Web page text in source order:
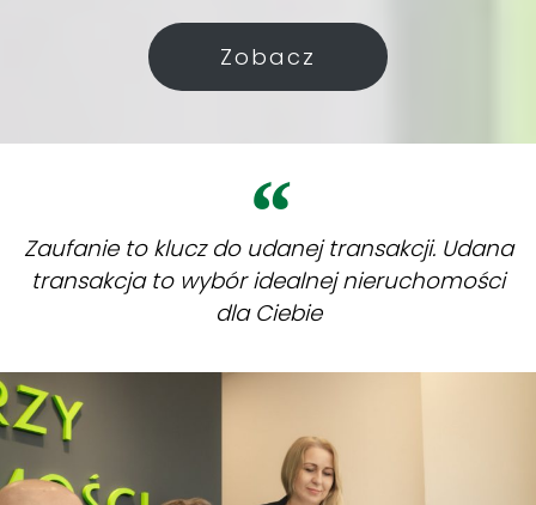
Zobacz
Zaufanie to klucz do udanej transakcji. Udana
transakcja to wybór idealnej nieruchomości
dla Ciebie